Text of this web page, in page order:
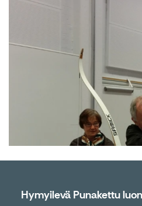
Hymyilevä Punakettu